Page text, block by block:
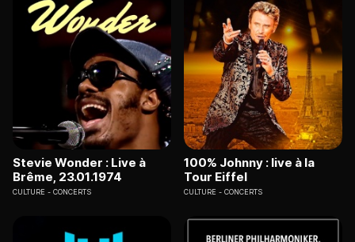
Stevie Wonder : Live à
Brême, 23.01.1974
CULTURE CONCERTS
100% Johnny : live à la
Tour Eiffel
CULTURE CONCERTS